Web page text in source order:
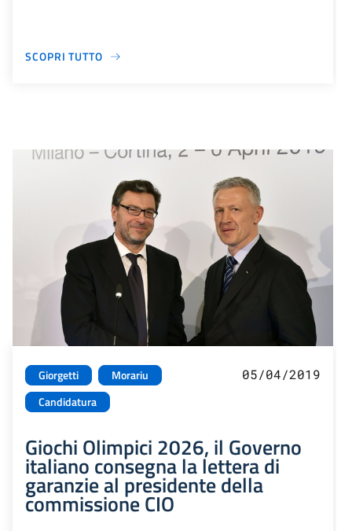
SCOPRI TUTTO
Giorgetti
Morariu
Candidatura
05/04/2019
Giochi Olimpici 2026, il Governo
italiano consegna la lettera di
garanzie al presidente della
commissione CIO